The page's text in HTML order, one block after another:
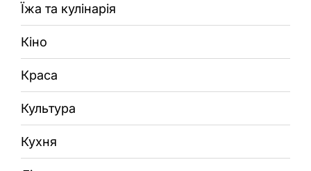
Їжа та кулінарія
Кіно
Краса
Культура
Кухня